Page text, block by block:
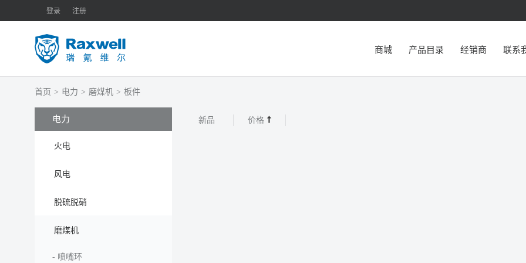
登录 注册
商城 产品目录 经销商 联系
首页 > 电力 > 磨煤机 > 板件
电力
火电
风电
脱硫脱硝
磨煤机
- 喷嘴环
新品 价格